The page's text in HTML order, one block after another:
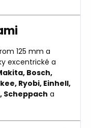
125 mm a
excentrické a
Bosch,
Ryobi, Einhell,
Scheppach a